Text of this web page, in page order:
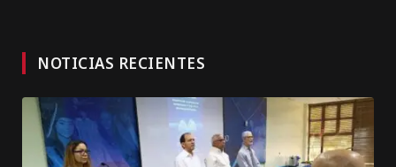
NOTICIAS RECIENTES